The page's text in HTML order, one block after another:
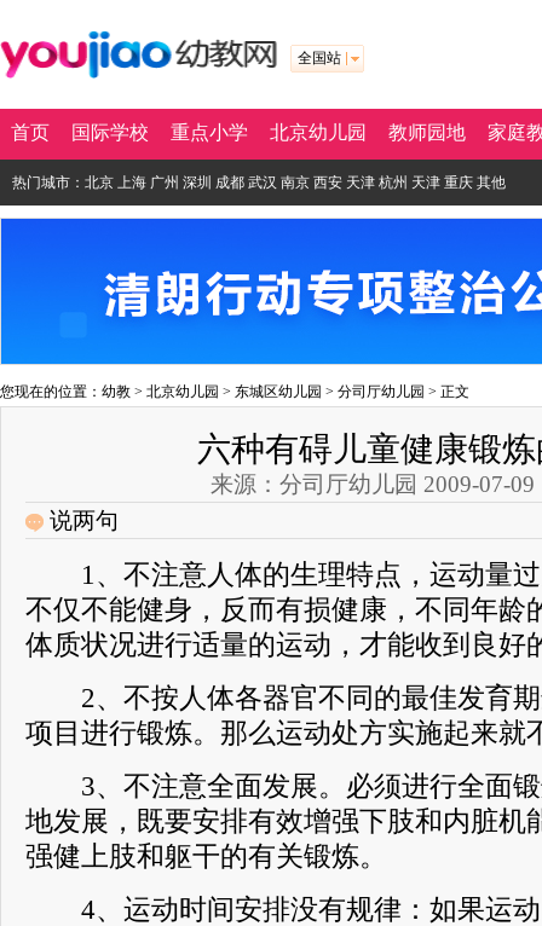
全国站
首页 国际学校 重点小学 北京幼儿园 教师园地 家庭
热门城市： 北京 上海 广州 深圳 成都 武汉 南京 西安 天津 杭州 天津 重庆 其他
您现在的位置： 幼教 > 北京幼儿园 > 东城区幼儿园 > 分司厅幼儿园 > 正文
六种有碍儿童健康锻
来源：分司厅幼儿园 2009-07-09
说两句
1、不注意人体的生理特点，运动量过
不仅不能健身，反而有损健康，不同年龄
体质状况进行适量的运动，才能收到良好
2、不按人体各器官不同的最佳发育期
项目进行锻炼。那么运动处方实施起来就
3、不注意全面发展。必须进行全面锻
地发展，既要安排有效增强下肢和内脏机
强健上肢和躯干的有关锻炼。
4、运动时间安排没有规律：如果运动